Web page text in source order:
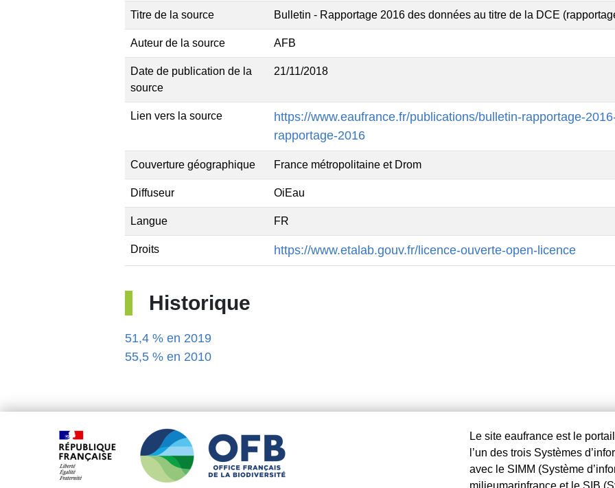
Titre de la source Bulletin - Rapportage 2016 des données au titre de la DCE
Auteur de la source AFB
Date de publication de la
source
21/11/2018
Lien vers la source
https://www.eaufrance.fr/publications/bulletin-rapportage-
rapportage-2016
Couverture géographique France métropolitaine et Drom
Diffuseur OiEau
Langue FR
Droits https://www.etalab.gouv.fr/licence-ouverte-open-licence
Historique
51,4 % en 2019
55,5 % en 2010
Le site eaufrance est le
l’un des trois Systèmes
avec le SIMM (Système
milieumarinfrance et le SIB